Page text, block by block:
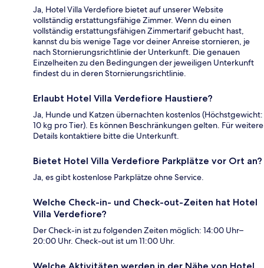
Ja, Hotel Villa Verdefiore bietet auf unserer Website
vollständig erstattungsfähige Zimmer. Wenn du einen
vollständig erstattungsfähigen Zimmertarif gebucht hast,
kannst du bis wenige Tage vor deiner Anreise stornieren, je
nach Stornierungsrichtlinie der Unterkunft. Die genauen
Einzelheiten zu den Bedingungen der jeweiligen Unterkunft
findest du in deren Stornierungsrichtlinie.
Erlaubt Hotel Villa Verdefiore Haustiere?
Ja, Hunde und Katzen übernachten kostenlos (Höchstgewicht:
10 kg pro Tier). Es können Beschränkungen gelten. Für weitere
Details kontaktiere bitte die Unterkunft.
Bietet Hotel Villa Verdefiore Parkplätze vor Ort an?
Ja, es gibt kostenlose Parkplätze ohne Service.
Welche Check-in- und Check-out-Zeiten hat Hotel
Villa Verdefiore?
Der Check-in ist zu folgenden Zeiten möglich: 14:00 Uhr–
20:00 Uhr. Check-out ist um 11:00 Uhr.